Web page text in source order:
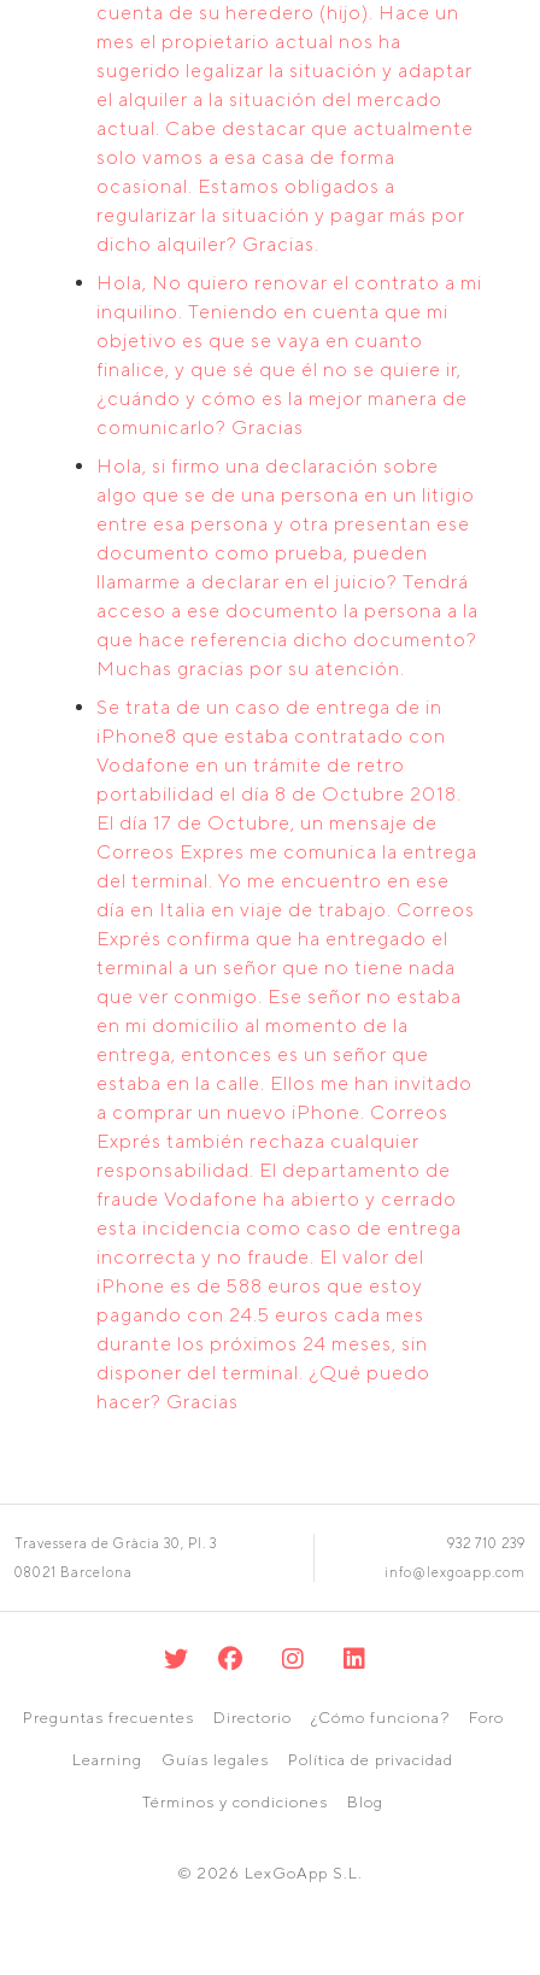
cuenta de su heredero (hijo). Hace un
mes el propietario actual nos ha
sugerido legalizar la situación y adaptar
el alquiler a la situación del mercado
actual. Cabe destacar que actualmente
solo vamos a esa casa de forma
ocasional. Estamos obligados a
regularizar la situación y pagar más por
dicho alquiler? Gracias.
Hola, No quiero renovar el contrato a mi
inquilino. Teniendo en cuenta que mi
objetivo es que se vaya en cuanto
finalice, y que sé que él no se quiere ir,
¿cuándo y cómo es la mejor manera de
comunicarlo? Gracias
Hola, si firmo una declaración sobre
algo que se de una persona en un litigio
entre esa persona y otra presentan ese
documento como prueba, pueden
llamarme a declarar en el juicio? Tendrá
acceso a ese documento la persona a la
que hace referencia dicho documento?
Muchas gracias por su atención.
Se trata de un caso de entrega de in
iPhone8 que estaba contratado con
Vodafone en un trámite de retro
portabilidad el día 8 de Octubre 2018.
El día 17 de Octubre, un mensaje de
Correos Expres me comunica la entrega
del terminal. Yo me encuentro en ese
día en Italia en viaje de trabajo. Correos
Exprés confirma que ha entregado el
terminal a un señor que no tiene nada
que ver conmigo. Ese señor no estaba
en mi domicilio al momento de la
entrega, entonces es un señor que
estaba en la calle. Ellos me han invitado
a comprar un nuevo iPhone. Correos
Exprés también rechaza cualquier
responsabilidad. El departamento de
fraude Vodafone ha abierto y cerrado
esta incidencia como caso de entrega
incorrecta y no fraude. El valor del
iPhone es de 588 euros que estoy
pagando con 24.5 euros cada mes
durante los próximos 24 meses, sin
disponer del terminal. ¿Qué puedo
hacer? Gracias
Travessera de Gràcia 30, Pl. 3
08021 Barcelona
932 710 239
info@lexgoapp.com
Preguntas frecuentes Directorio ¿Cómo funciona? Foro
Learning Guías legales Política de privacidad
Términos y condiciones Blog
© 2026 LexGoApp S.L.